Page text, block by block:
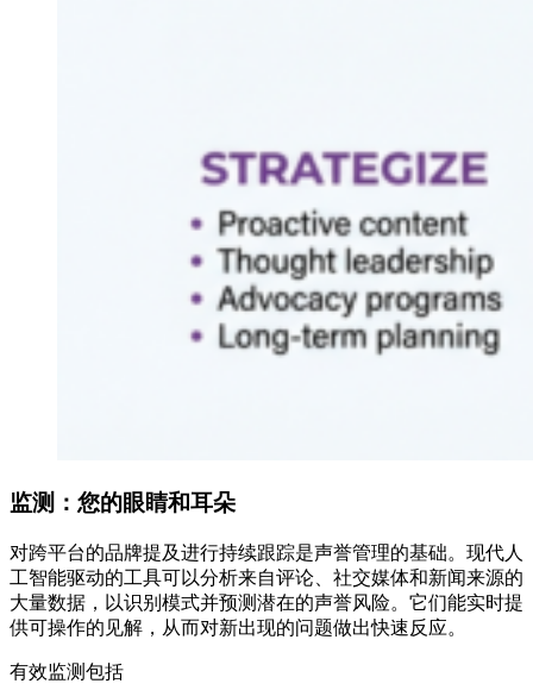
监测：您的眼睛和耳朵
对跨平台的品牌提及进行持续跟踪是声誉管理的基础。现代人
工智能驱动的工具可以分析来自评论、社交媒体和新闻来源的
大量数据，以识别模式并预测潜在的声誉风险。它们能实时提
供可操作的见解，从而对新出现的问题做出快速反应。
有效监测包括